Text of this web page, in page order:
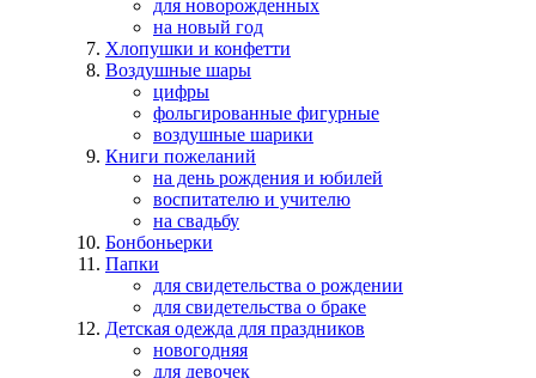
для новорожденных
на новый год
Хлопушки и конфетти
Воздушные шары
цифры
фольгированные фигурные
воздушные шарики
Книги пожеланий
на день рождения и юбилей
воспитателю и учителю
на свадьбу
Бонбоньерки
Папки
для свидетельства о рождении
для свидетельства о браке
Детская одежда для праздников
новогодняя
для девочек